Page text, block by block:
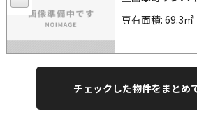
専有面積: 69.3㎡